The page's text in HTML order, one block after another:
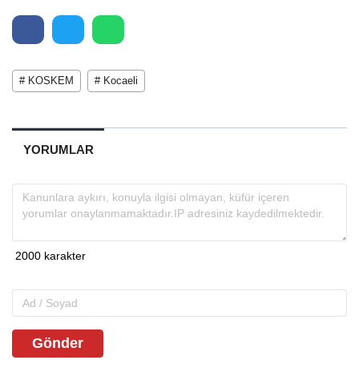
# KOSKEM # Kocaeli
YORUMLAR
Gönder